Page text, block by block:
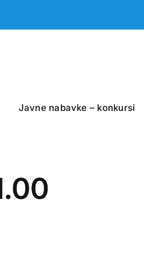
Javne nabavke – konkursi